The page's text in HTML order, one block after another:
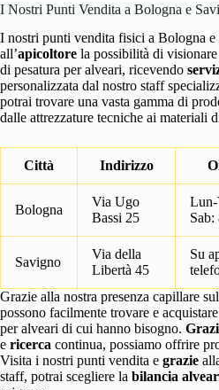
I Nostri Punti Vendita a Bologna e
I nostri punti vendita fisici a Bologna
all’apicoltore la possibilità di
di pesatura per alveari, ricevendo
personalizzata dal nostro staff
potrai trovare una vasta gamma di
dalle attrezzature tecniche ai materiali
Città Indirizzo
Bologna
Via Ugo
Bassi 25
Lun-
Savigno
Via della
Libertà 45
Su
Grazie alla nostra presenza capillare
possono facilmente trovare e
per alveari di cui hanno bisogno.
e ricerca continua, possiamo offrire
Visita i nostri punti vendita e grazie
staff, potrai scegliere la bilancia